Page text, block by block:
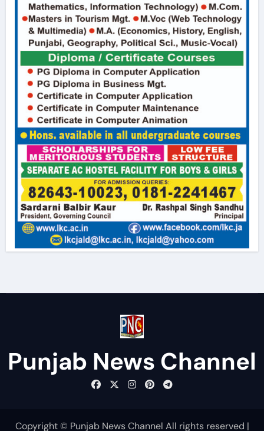
Punjab News Channel
Copyright © Punjab News Channel All rights reserved |